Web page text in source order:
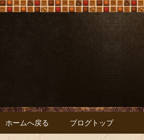
大阪難波
大阪難波の「ビストロオ
コンテンツへ移動
ホームへ戻る ブログトップ